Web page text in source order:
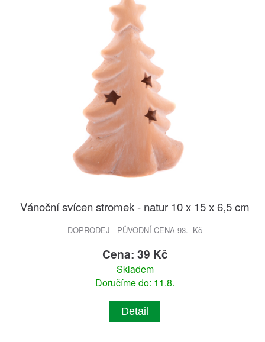
Vánoční svícen stromek - natur 10 x 15 x 6,5 cm
DOPRODEJ - PŮVODNÍ CENA 93.- Kč
Cena: 39 Kč
Skladem
Doručíme do: 11.8.
Detail